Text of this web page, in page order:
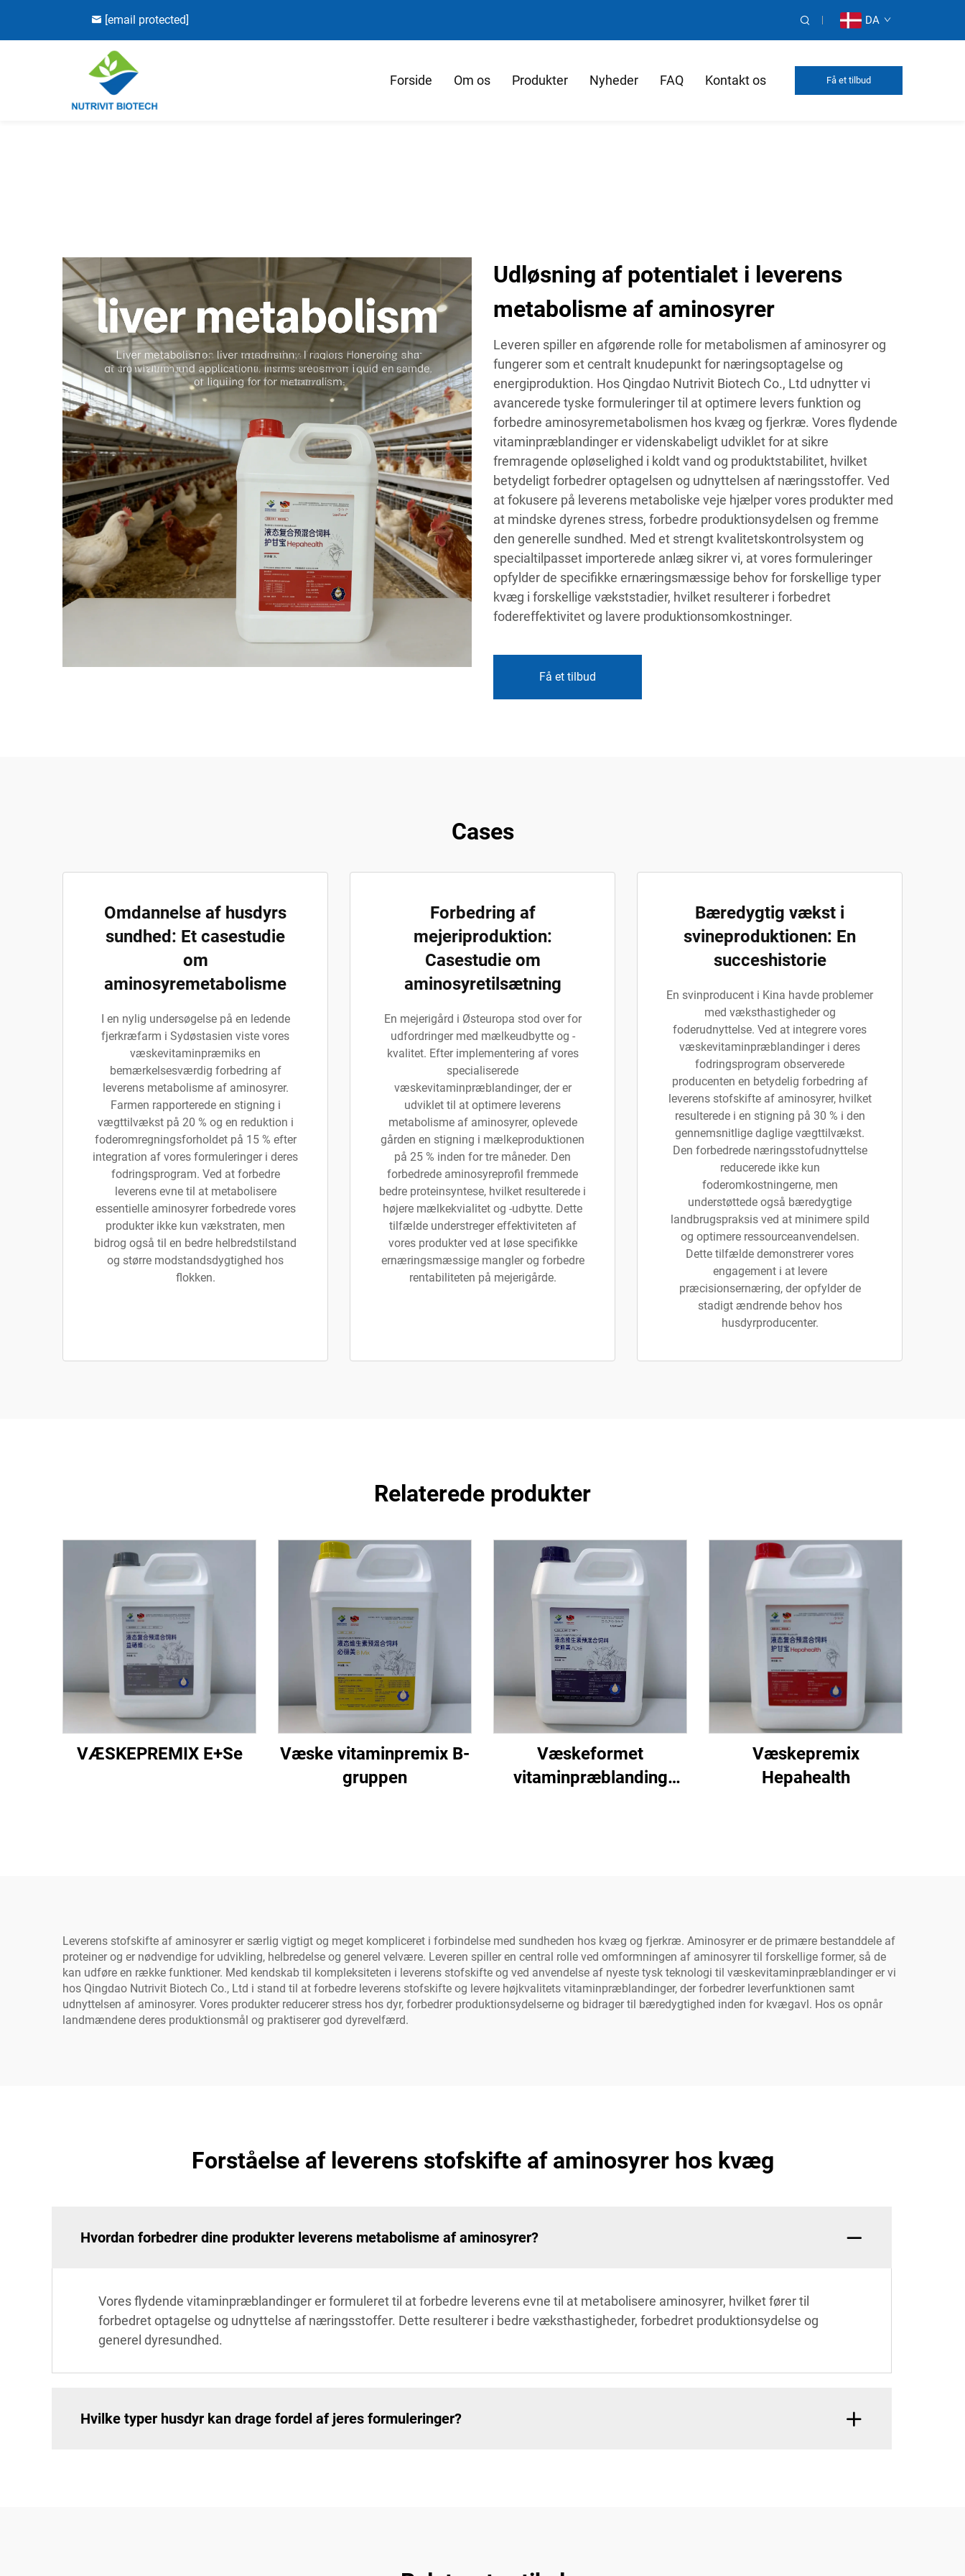
[email protected] DA
Forside Om os Produkter Nyheder FAQ Kontakt os Få et tilbud
Udløsning af potentialet i leverens
metabolisme af aminosyrer
Leveren spiller en afgørende rolle for metabolismen af aminosyrer og
fungerer som et centralt knudepunkt for næringsoptagelse og
energiproduktion. Hos Qingdao Nutrivit Biotech Co., Ltd udnytter vi
avancerede tyske formuleringer til at optimere levers funktion og
forbedre aminosyremetabolismen hos kvæg og fjerkræ. Vores flydende
vitaminpræblandinger er videnskabeligt udviklet for at sikre
fremragende opløselighed i koldt vand og produktstabilitet, hvilket
betydeligt forbedrer optagelsen og udnyttelsen af næringsstoffer. Ved
at fokusere på leverens metaboliske veje hjælper vores produkter med
at mindske dyrenes stress, forbedre produktionsydelsen og fremme
den generelle sundhed. Med et strengt kvalitetskontrolsystem og
specialtilpasset importerede anlæg sikrer vi, at vores formuleringer
opfylder de specifikke ernæringsmæssige behov for forskellige typer
kvæg i forskellige vækststadier, hvilket resulterer i forbedret
fodereffektivitet og lavere produktionsomkostninger.
Få et tilbud
Cases
Omdannelse af husdyrs
sundhed: Et casestudie
om
aminosyremetabolisme
I en nylig undersøgelse på en ledende
fjerkræfarm i Sydøstasien viste vores
væskevitaminpræmiks en
bemærkelsesværdig forbedring af
leverens metabolisme af aminosyrer.
Farmen rapporterede en stigning i
vægttilvækst på 20 % og en reduktion i
foderomregningsforholdet på 15 % efter
integration af vores formuleringer i deres
fodringsprogram. Ved at forbedre
leverens evne til at metabolisere
essentielle aminosyrer forbedrede vores
produkter ikke kun vækstraten, men
bidrog også til en bedre helbredstilstand
og større modstandsdygtighed hos
flokken.
Forbedring af
mejeriproduktion:
Casestudie om
aminosyretilsætning
En mejerigård i Østeuropa stod over for
udfordringer med mælkeudbytte og -
kvalitet. Efter implementering af vores
specialiserede
væskevitaminpræblandinger, der er
udviklet til at optimere leverens
metabolisme af aminosyrer, oplevede
gården en stigning i mælkeproduktionen
på 25 % inden for tre måneder. Den
forbedrede aminosyreprofil fremmede
bedre proteinsyntese, hvilket resulterede i
højere mælkekvialitet og -udbytte. Dette
tilfælde understreger effektiviteten af
vores produkter ved at løse specifikke
ernæringsmæssige mangler og forbedre
rentabiliteten på mejerigårde.
Bæredygtig vækst i
svineproduktionen: En
succeshistorie
En svinproducent i Kina havde problemer
med væksthastigheder og
foderudnyttelse. Ved at integrere vores
væskevitaminpræblandinger i deres
fodringsprogram observerede
producenten en betydelig forbedring af
leverens stofskifte af aminosyrer, hvilket
resulterede i en stigning på 30 % i den
gennemsnitlige daglige vægttilvækst.
Den forbedrede næringsstofudnyttelse
reducerede ikke kun
foderomkostningerne, men
understøttede også bæredygtige
landbrugspraksis ved at minimere spild
og optimere ressourceanvendelsen.
Dette tilfælde demonstrerer vores
engagement i at levere
præcisionsernæring, der opfylder de
stadigt ændrende behov hos
husdyrproducenter.
Relaterede produkter
VÆSKEPREMIX E+Se
Væske vitaminpremix B-
gruppen
Væskeformet
vitaminpræblanding
Væskepremix
Hepahealth
Leverens stofskifte af aminosyrer er særlig vigtigt og meget kompliceret i forbindelse med sundheden hos kvæg og fjerkræ. Aminosyrer er de primære bestanddele af
proteiner og er nødvendige for udvikling, helbredelse og generel velvære. Leveren spiller en central rolle ved omformningen af aminosyrer til forskellige former, så de
kan udføre en række funktioner. Med kendskab til kompleksiteten i leverens stofskifte og ved anvendelse af nyeste tysk teknologi til væskevitaminpræblandinger er vi
hos Qingdao Nutrivit Biotech Co., Ltd i stand til at forbedre leverens stofskifte og levere højkvalitets vitaminpræblandinger, der forbedrer leverfunktionen samt
udnyttelsen af aminosyrer. Vores produkter reducerer stress hos dyr, forbedrer produktionsydelserne og bidrager til bæredygtighed inden for kvægavl. Hos os opnår
landmændene deres produktionsmål og praktiserer god dyrevelfærd.
Forståelse af leverens stofskifte af aminosyrer hos kvæg
Hvordan forbedrer dine produkter leverens metabolisme af aminosyrer?
Vores flydende vitaminpræblandinger er formuleret til at forbedre leverens evne til at metabolisere aminosyrer, hvilket fører til
forbedret optagelse og udnyttelse af næringsstoffer. Dette resulterer i bedre væksthastigheder, forbedret produktionsydelse og
generel dyresundhed.
Hvilke typer husdyr kan drage fordel af jeres formuleringer?